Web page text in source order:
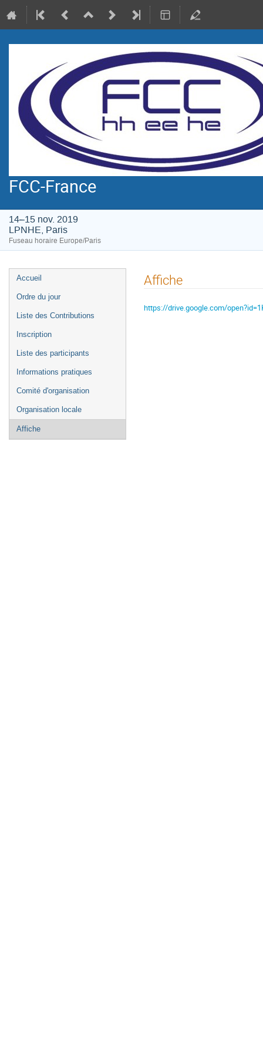
FCC-France
14–15 nov. 2019
LPNHE, Paris
Fuseau horaire Europe/Paris
Menu
de
Accueil
Ordre du jour
Liste des Contributions
Inscription
Liste des participants
Informations pratiques
Comité d'organisation
Organisation locale
Affiche
Affiche
https://drive.google.com/